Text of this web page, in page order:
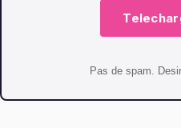
Pas de spam.